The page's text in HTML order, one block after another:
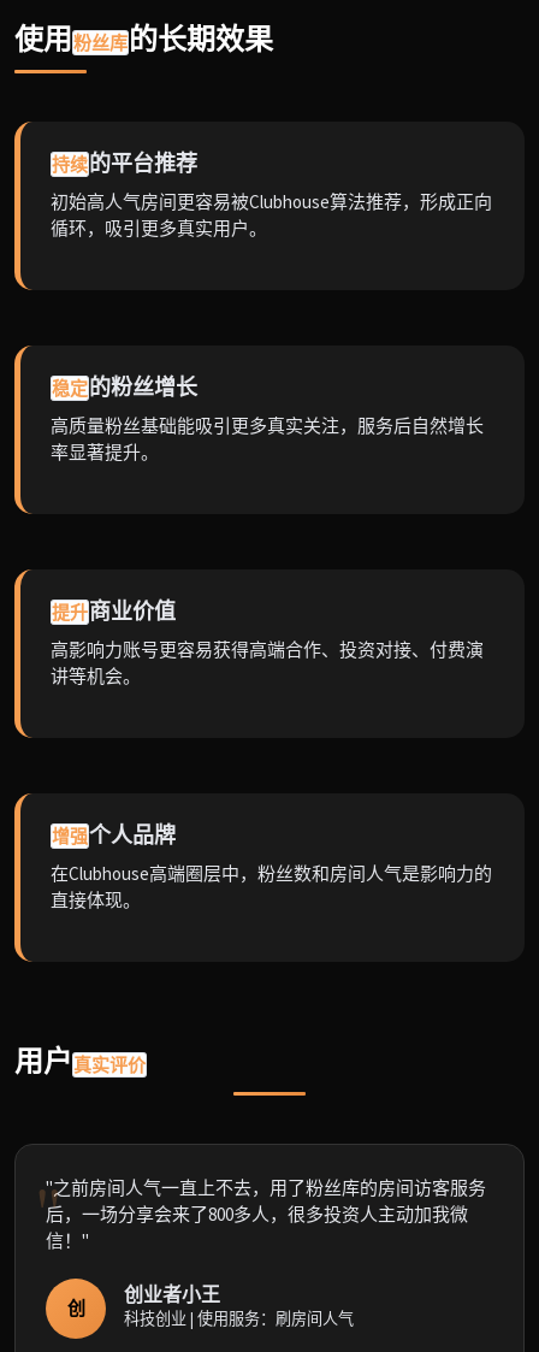
型平台完成，资金安全有保障。
使用粉丝库的长期效果
持续的平台推荐
初始高人气房间更容易被Clubhouse算法推荐，形成正向
循环，吸引更多真实用户。
稳定的粉丝增长
高质量粉丝基础能吸引更多真实关注，服务后自然增长
率显著提升。
提升商业价值
高影响力账号更容易获得高端合作、投资对接、付费演
讲等机会。
增强个人品牌
在Clubhouse高端圈层中，粉丝数和房间人气是影响力的
直接体现。
用户真实评价
"之前房间人气一直上不去，用了粉丝库的房间访客服务
后，一场分享会来了800多人，很多投资人主动加我微
信！"
创
创业者小王
科技创业 | 使用服务：刷房间人气